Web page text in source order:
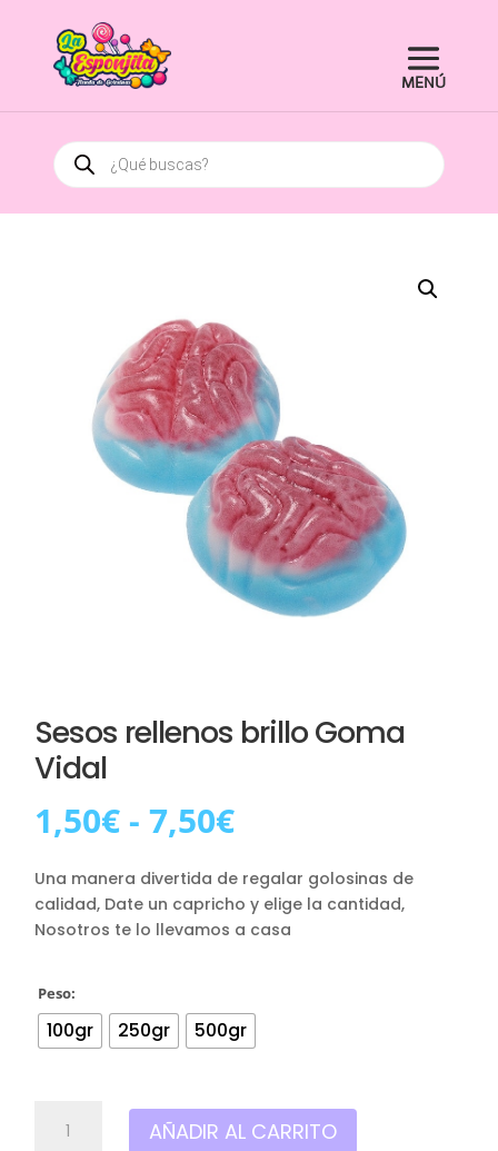
Búsqueda
de
productos
Sesos rellenos brillo Goma
Vidal
1,50€ - 7,50€Rango
precios:
desde
1,50€
hasta
Una manera divertida de regalar golosinas de
calidad, Date un capricho y elige la cantidad,
Nosotros te lo llevamos a casa
Peso:
100gr 250gr 500gr
rellenos
AÑADIR AL CARRITO